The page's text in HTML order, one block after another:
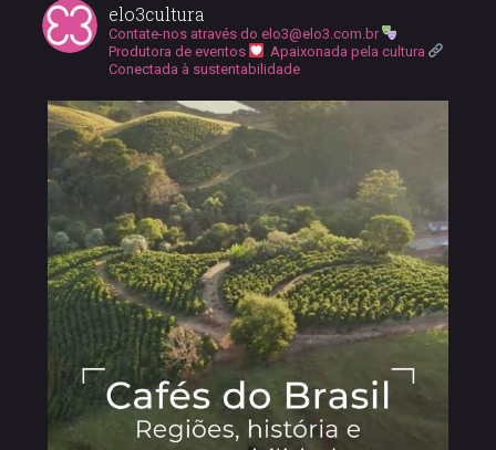
elo3cultura
Contate-nos através do elo3@elo3.com.br
Produtora de eventos
Apaixonada pela cultura
Conectada à sustentabilidade